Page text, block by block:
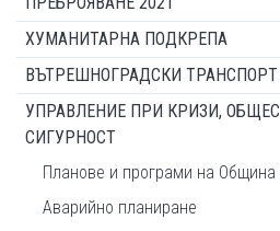
ХУМАНИТАРНА ПОДКРЕПА
ВЪТРЕШНОГРАДСКИ ТРАНСПОРТ
УПРАВЛЕНИЕ ПРИ КРИЗИ,
СИГУРНОСТ
Планове и програми на Община
Аварийно планиране